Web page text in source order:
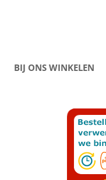
BIJ ONS WINKELEN